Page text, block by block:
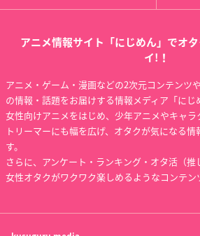
アニメ情報サイト「にじめん」でオ
イ!！
アニメ・ゲーム・漫画などの2次元コンテンツ
の情報・話題をお届けする情報メディア「にじ
女性向けアニメをはじめ、少年アニメやキャラ
トリーマーにも幅を広げ、オタクが気になる
す。
さらに、アンケート・ランキング・オタ活（推
女性オタクがワクワク楽しめるようなコンテン